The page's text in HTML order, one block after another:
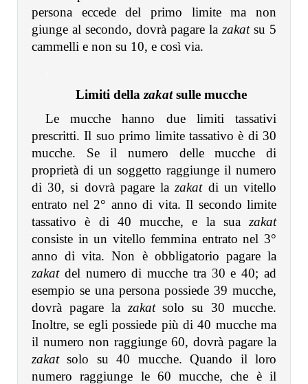
persona eccede del primo limite ma non
giunge al secondo, dovrà pagare la zakatsu 5
cammelli e non su 10, e così via.
Limiti della zakatsulle mucche
Le mucche hanno due limiti tassativi
prescritti. Il suo primo limite tassativo è di 30
mucche. Se il numero delle mucche di
proprietà di un soggetto raggiunge il numero
di 30, si dovrà pagare lazakatdi un vitello
entrato nel 2° anno di vita. Il secondo limite
tassativo è di 40 mucche, e la sua zakat
consiste in un vitello femmina entrato nel 3°
anno di vita. Non è obbligatorio pagare la
zakatdel numero di mucche tra 30 e 40; ad
esempio se una persona possiede 39 mucche,
dovrà pagare la zakatsolo su 30 mucche.
Inoltre, se egli possiede più di 40 mucche ma
il numero non raggiunge 60, dovrà pagare la
zakatsolo su 40 mucche. Quando il loro
numero raggiunge le 60 mucche, che è il